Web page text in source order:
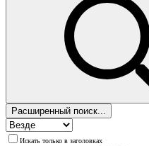
Расширенный поиск...
Искать только в заголовках